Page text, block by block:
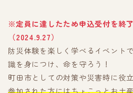
※定員に達したため申込受付を終
（2024.9.27）
防災体験を楽しく学べるイベント
識を身につけ、命を守ろう！
町田市としての対策や災害時に役
参加された方にはちょこっとお土